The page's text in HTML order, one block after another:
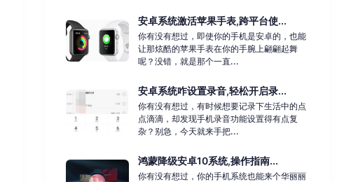
安卓系统激活苹果手表,跨平台使...
你有没有想过，即使你的手机是安卓的，也能
让那炫酷的苹果手表在你的手腕上翩翩起舞
呢？没错，就是那个一直...
安卓系统咋设置录音,轻松开启录...
你有没有想过，有时候想要记录下生活中的点
点滴滴，却发现手机录音功能设置得有点复
杂？别急，今天就来手把...
鸿蒙降级安卓10系统,操作指南...
你有没有想过，你的手机系统也能来个华丽丽